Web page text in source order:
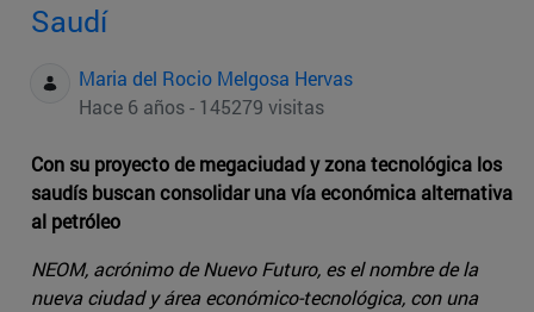
Saudí
Maria del Rocio Melgosa Hervas
Hace 6 años - 145279 visitas
Con su proyecto de megaciudad y zona tecnológica los
saudís buscan consolidar una vía económica alternativa
al petróleo
NEOM, acrónimo de Nuevo Futuro, es el nombre de la
nueva ciudad y área económico-tecnológica, con una